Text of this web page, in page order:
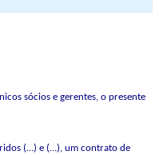
sócios e gerentes, o presente
(…) e (…), um contrato de